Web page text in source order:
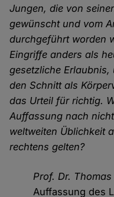
Jungen, die von
gewünscht und vom
durchgeführt worden
Eingriffe anders als
gesetzliche Erlaubnis,
den Schnitt als
das Urteil für richtig.
Auffassung nach
weltweiten Üblichkeit
rechtens gelten?
Prof. Dr.
Auffassung des